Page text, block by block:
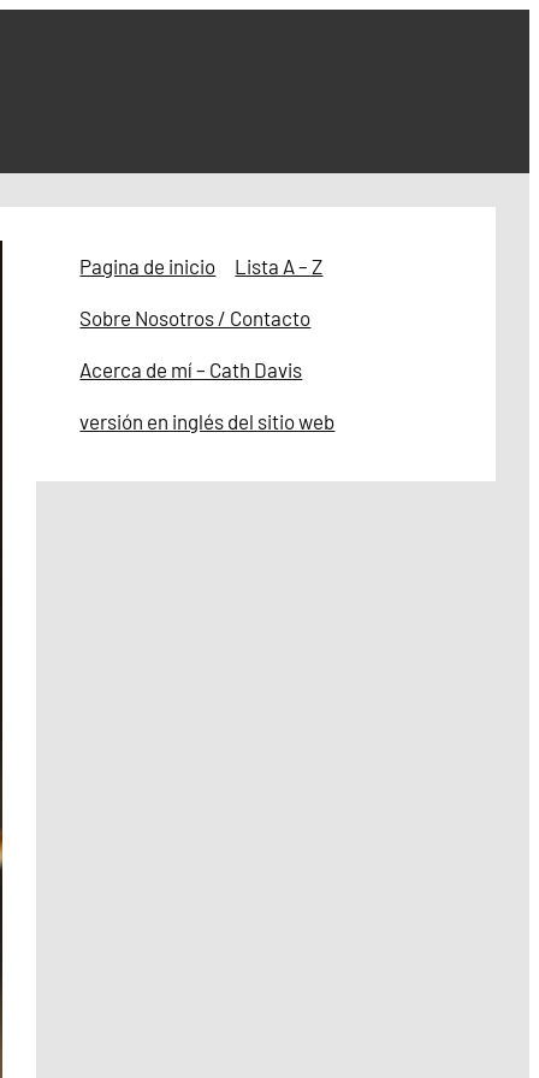
Pagina de inicio Lista A – Z
Sobre Nosotros / Contacto
Acerca de mí – Cath Davis
versión en inglés del sitio web